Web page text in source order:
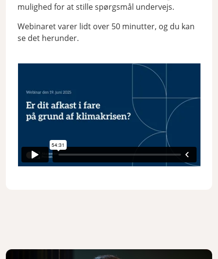
mulighed for at stille spørgsmål undervejs.
Webinaret varer lidt over 50 minutter, og du kan
se det herunder.